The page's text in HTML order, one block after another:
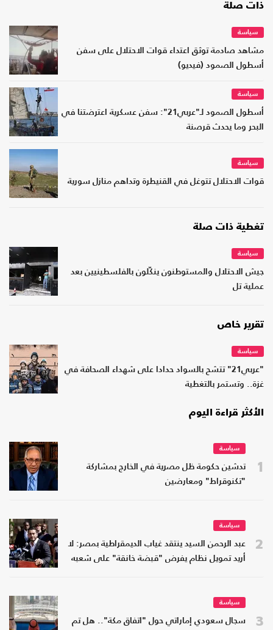
ذات صلة
سياسة
مشاهد صادمة توثق اعتداء قوات الاحتلال على سفن
أسطول الصمود (فيديو)
سياسة
أسطول الصمود لـ"عربي21": سفن عسكرية اعترضتنا في
البحر وما يحدث قرصنة
سياسة
قوات الاحتلال تتوغل في القنيطرة وتداهم منازل سورية
تغطية ذات صلة
سياسة
جيش الاحتلال والمستوطنون ينكّلون بالفلسطينيين بعد
عملية تل
تقرير خاص
سياسة
"عربي21" تتشح بالسواد حدادا على شهداء الصحافة في
غزة.. وتستمر بالتغطية
الأكثر قراءة اليوم
1
سياسة
تدشين حكومة ظل مصرية في الخارج بمشاركة
"تكنوقراط" ومعارضين
2
سياسة
عبد الرحمن السيد ينتقد غياب الديمقراطية بمصر: لا
أريد تمويل نظام يفرض "قبضة خانقة" على شعبه
3
سياسة
سجال سعودي إماراتي حول "اتفاق مكة".. هل تم